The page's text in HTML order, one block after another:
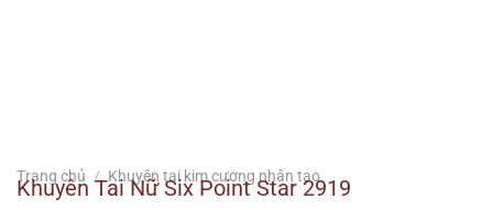
Trang chủ / Khuyên tai kim cương nhân tạo
Khuyên Tai Nữ Six Point Star 2919